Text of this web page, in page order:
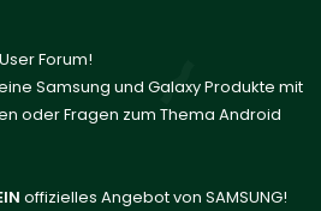
Forum!
Samsung und Galaxy Produkte mit
oder Fragen zum Thema Android
offizielles Angebot von SAMSUNG!